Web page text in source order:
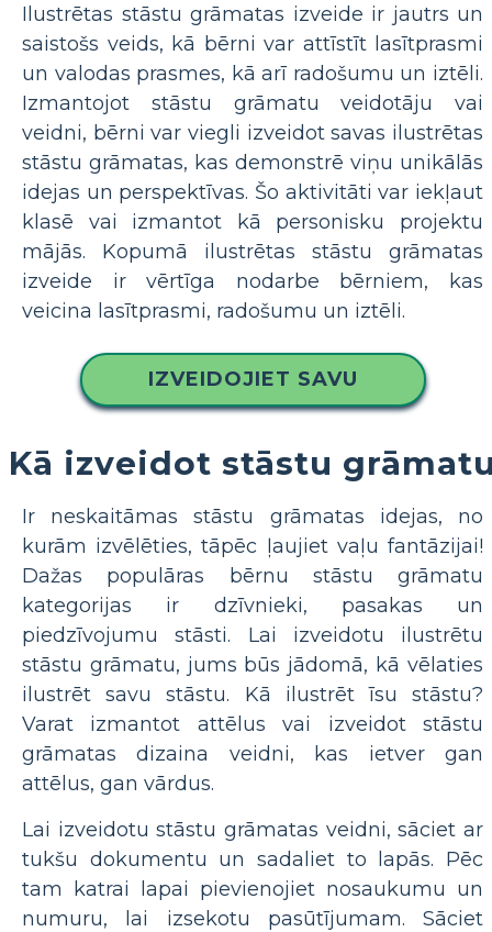
Ilustrētas stāstu grāmatas izveide ir jautrs un
saistošs veids, kā bērni var attīstīt lasītprasmi
un valodas prasmes, kā arī radošumu un iztēli.
Izmantojot stāstu grāmatu veidotāju vai
veidni, bērni var viegli izveidot savas ilustrētas
stāstu grāmatas, kas demonstrē viņu unikālās
idejas un perspektīvas. Šo aktivitāti var iekļaut
klasē vai izmantot kā personisku projektu
mājās. Kopumā ilustrētas stāstu grāmatas
izveide ir vērtīga nodarbe bērniem, kas
veicina lasītprasmi, radošumu un iztēli.
IZVEIDOJIET SAVU
Kā izveidot stāstu
Ir neskaitāmas stāstu grāmatas idejas, no
kurām izvēlēties, tāpēc ļaujiet vaļu fantāzijai!
Dažas populāras bērnu stāstu grāmatu
kategorijas ir dzīvnieki, pasakas un
piedzīvojumu stāsti. Lai izveidotu ilustrētu
stāstu grāmatu, jums būs jādomā, kā vēlaties
ilustrēt savu stāstu. Kā ilustrēt īsu stāstu?
Varat izmantot attēlus vai izveidot stāstu
grāmatas dizaina veidni, kas ietver gan
attēlus, gan vārdus.
Lai izveidotu stāstu grāmatas veidni, sāciet ar
tukšu dokumentu un sadaliet to lapās. Pēc
tam katrai lapai pievienojiet nosaukumu un
numuru, lai izsekotu pasūtījumam. Sāciet